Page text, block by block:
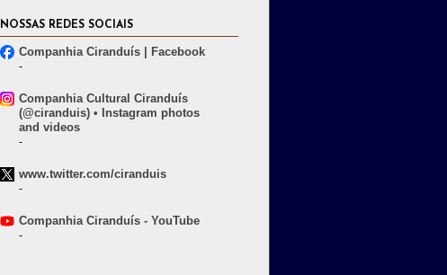
NOSSAS REDES SOCIAIS
Companhia Ciranduís | Facebook
-
Companhia Cultural Ciranduís
(@ciranduis) • Instagram photos
and videos
-
www.twitter.com/ciranduis
-
Companhia Ciranduís - YouTube
-